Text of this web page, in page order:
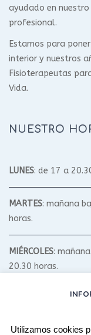
ayudado en
profesional.
Estamos para
interior y nuestros
Fisioterapeutas
Vida.
NUESTRO
LUNES: de 17 a
MARTES: mañana
horas.
MIÉRCOLES:
20.30 horas.
: mañana
Utilizamos cookies